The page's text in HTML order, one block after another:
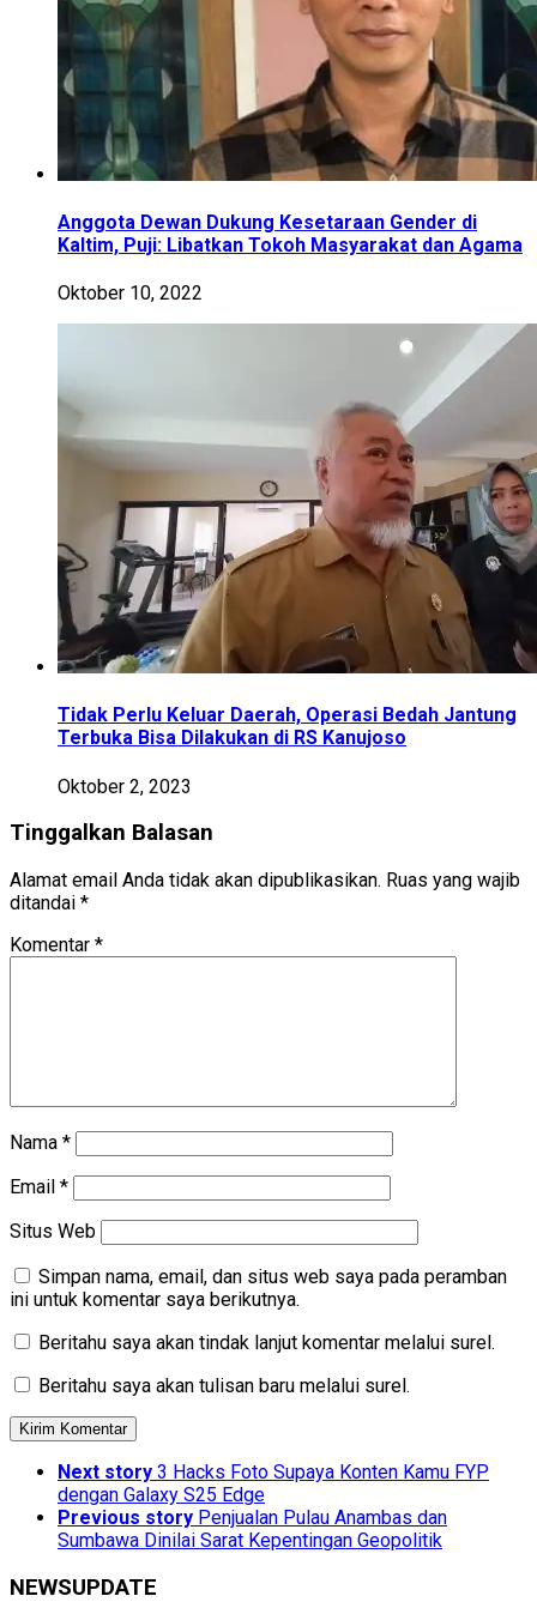
Anggota Dewan Dukung Kesetaraan Gender di
Kaltim, Puji: Libatkan Tokoh Masyarakat dan Agama
Oktober 10, 2022
Tidak Perlu Keluar Daerah, Operasi Bedah Jantung
Terbuka Bisa Dilakukan di RS Kanujoso
Oktober 2, 2023
Tinggalkan Balasan
Alamat email Anda tidak akan dipublikasikan. Ruas yang wajib
ditandai *
Komentar *
Nama *
Email *
Situs Web
Simpan nama, email, dan situs web saya pada peramban
ini untuk komentar saya berikutnya.
Beritahu saya akan tindak lanjut komentar melalui surel.
Beritahu saya akan tulisan baru melalui surel.
Next story 3 Hacks Foto Supaya Konten Kamu FYP
dengan Galaxy S25 Edge
Previous story Penjualan Pulau Anambas dan
Sumbawa Dinilai Sarat Kepentingan Geopolitik
NEWSUPDATE